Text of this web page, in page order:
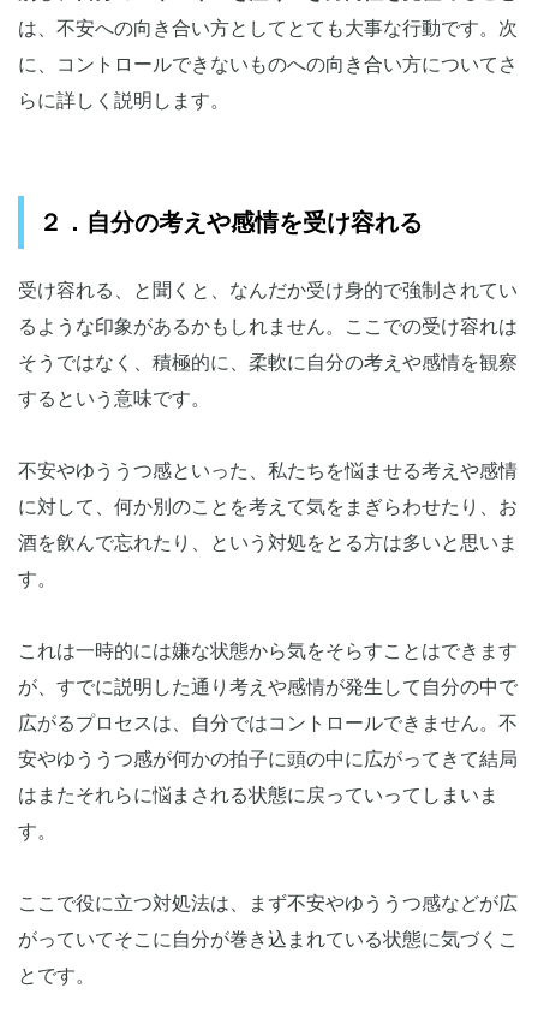
は、不安への向き合い方としてとても大事な行動です。次
に、コントロールできないものへの向き合い方についてさ
らに詳しく説明します。
２．自分の考えや感情を受け容れる
受け容れる、と聞くと、なんだか受け身的で強制されてい
るような印象があるかもしれません。ここでの受け容れは
そうではなく、積極的に、柔軟に自分の考えや感情を観察
するという意味です。
不安やゆううつ感といった、私たちを悩ませる考えや感情
に対して、何か別のことを考えて気をまぎらわせたり、お
酒を飲んで忘れたり、という対処をとる方は多いと思いま
す。
これは一時的には嫌な状態から気をそらすことはできます
が、すでに説明した通り考えや感情が発生して自分の中で
広がるプロセスは、自分ではコントロールできません。不
安やゆううつ感が何かの拍子に頭の中に広がってきて結局
はまたそれらに悩まされる状態に戻っていってしまいま
す。
ここで役に立つ対処法は、まず不安やゆううつ感などが広
がっていてそこに自分が巻き込まれている状態に気づくこ
とです。